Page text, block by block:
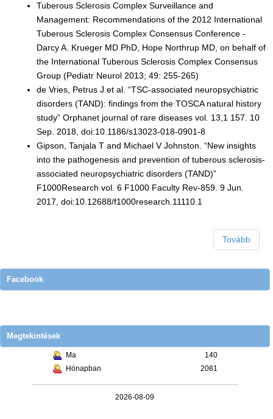
Tuberous Sclerosis Complex Surveillance and
Management: Recommendations of the 2012 International
Tuberous Sclerosis Complex Consensus Conference -
Darcy A. Krueger MD PhD, Hope Northrup MD, on behalf of
the International Tuberous Sclerosis Complex Consensus
Group (Pediatr Neurol 2013; 49: 255-265)
de Vries, Petrus J et al. “TSC-associated neuropsychiatric
disorders (TAND): findings from the TOSCA natural history
study” Orphanet journal of rare diseases vol. 13,1 157. 10
Sep. 2018, doi:10.1186/s13023-018-0901-8
Gipson, Tanjala T and Michael V Johnston. “New insights
into the pathogenesis and prevention of tuberous sclerosis-
associated neuropsychiatric disorders (TAND)”
F1000Research vol. 6 F1000 Faculty Rev-859. 9 Jun.
2017, doi:10.12688/f1000research.11110.1
Tovább
Facebook
Megtekintések
Ma
140
Hónapban
2081
2026-08-09